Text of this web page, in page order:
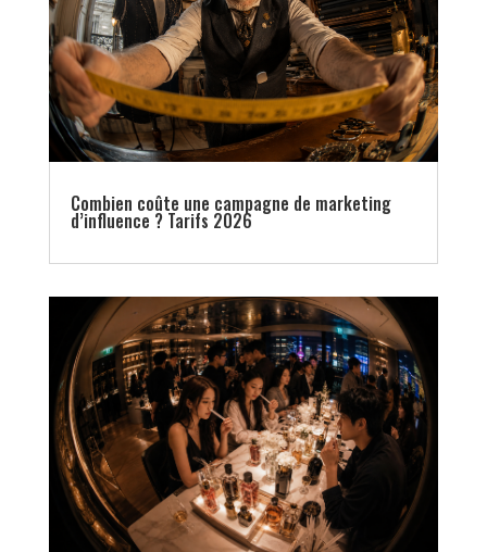
Combien coûte une campagne de marketing
d’influence ? Tarifs 2026